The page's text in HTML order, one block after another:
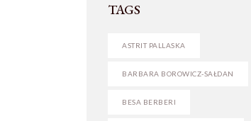
TAGS
ASTRIT PALLASKA
BARBARA BOROWICZ-SAŁDAN
BESA BERBERI